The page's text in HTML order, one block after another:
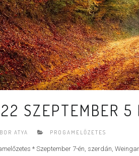
SZEPTEMBER 5
ATYA PROGAMELŐZETES
* Szeptember 7-én, szerdán,